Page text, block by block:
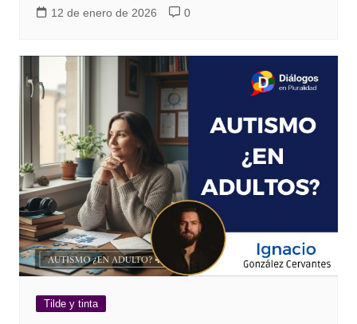
12 de enero de 2026
0
Tilde y tinta